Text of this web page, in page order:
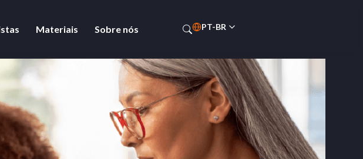
Materiais Sobre nós PT-BR